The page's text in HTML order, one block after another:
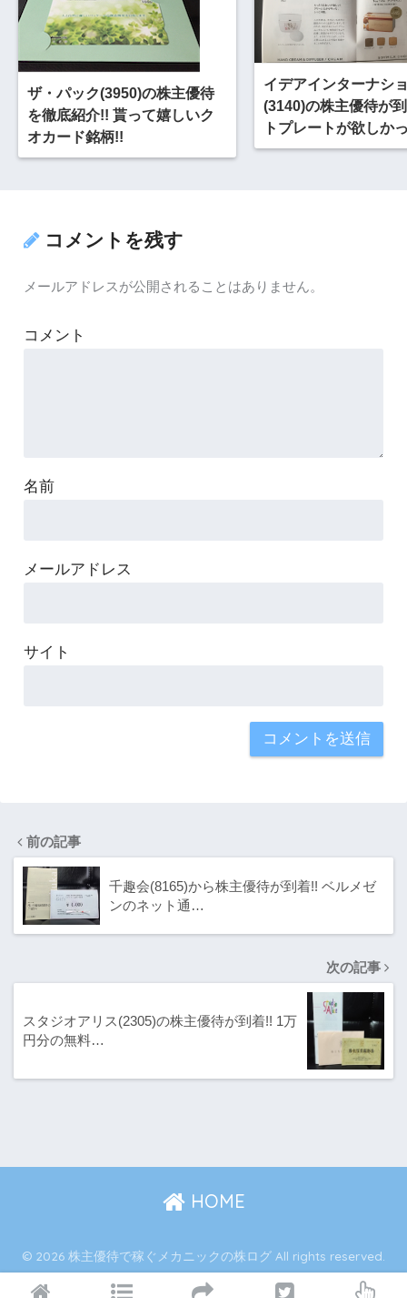
ザ・パック(3950)の株主優待
を徹底紹介!! 貰って嬉しいク
オカード銘柄!!
イデアインターナシ
(3140)の株主優待が
トプレートが欲しか
コメントを残す
メールアドレスが公開されることはありません。
コメント
名前
メールアドレス
サイト
前の記事
千趣会(8165)から株主優待が到着!! ベルメゼ
ンのネット通…
次の記事
スタジオアリス(2305)の株主優待が到着!! 1万
円分の無料…
HOME
© 2026 株主優待で稼ぐメカニックの株ログ All rights reserved.